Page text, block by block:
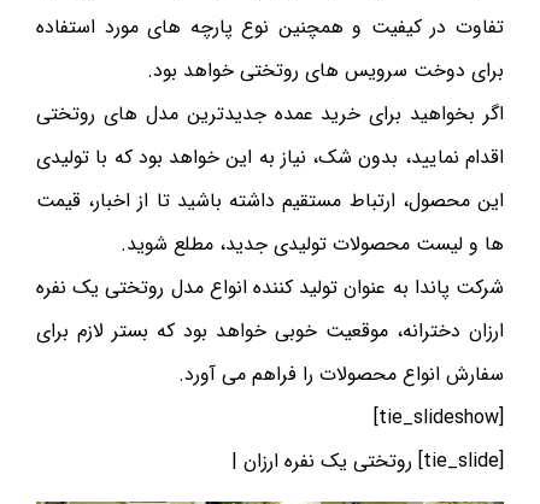
تفاوت در کیفیت و همچنین نوع پارچه های مورد استفاده
برای دوخت سرویس های روتختی خواهد بود.
اگر بخواهید برای خرید عمده جدیدترین مدل های روتختی
اقدام نمایید، بدون شک، نیاز به این خواهد بود که با تولیدی
این محصول، ارتباط مستقیم داشته باشید تا از اخبار، قیمت
ها و لیست محصولات تولیدی جدید، مطلع شوید.
شرکت پاندا به عنوان تولید کننده انواع مدل روتختی یک نفره
ارزان دخترانه، موقعیت خوبی خواهد بود که بستر لازم برای
سفارش انواع محصولات را فراهم می آورد.
[tie_slideshow]
[tie_slide] روتختی یک نفره ارزان |